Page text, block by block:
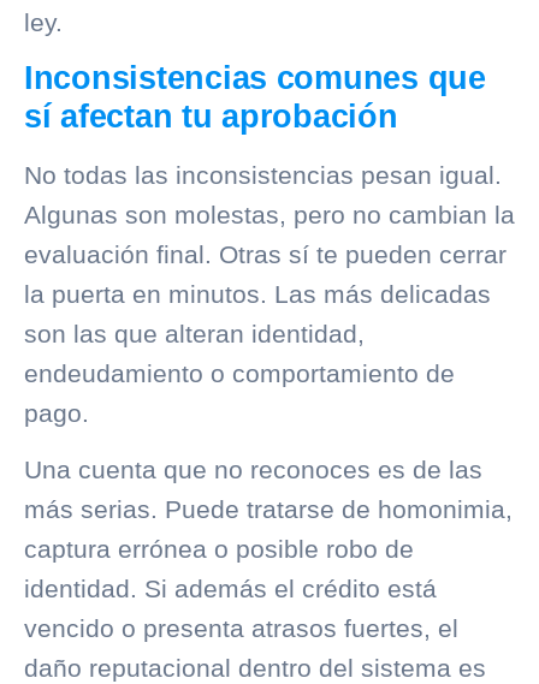
ley.
Inconsistencias comunes que
sí afectan tu aprobación
No todas las inconsistencias pesan igual.
Algunas son molestas, pero no cambian la
evaluación final. Otras sí te pueden cerrar
la puerta en minutos. Las más delicadas
son las que alteran identidad,
endeudamiento o comportamiento de
pago.
Una cuenta que no reconoces es de las
más serias. Puede tratarse de homonimia,
captura errónea o posible robo de
identidad. Si además el crédito está
vencido o presenta atrasos fuertes, el
daño reputacional dentro del sistema es